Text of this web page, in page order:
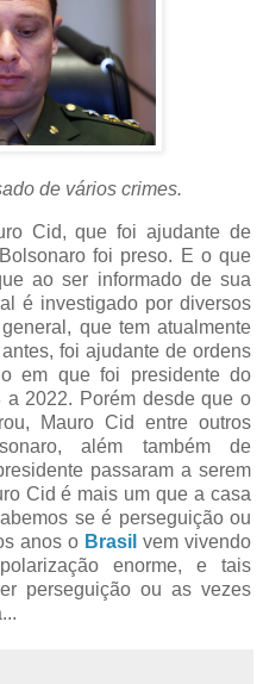
de vários crimes.
Cid, que foi ajudante de
foi preso. E o que
ao ser informado de sua
é investigado por diversos
que tem atualmente
foi ajudante de ordens
em que foi presidente do
2022. Porém desde que o
Mauro Cid entre outros
além também de
passaram a serem
Cid é mais um que a casa
se é perseguição ou
anos o Brasil vem vivendo
enorme, e tais
perseguição ou as vezes